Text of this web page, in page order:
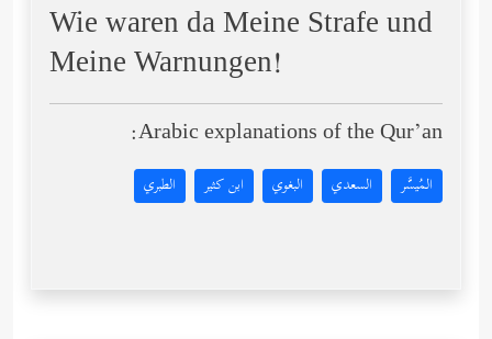
Wie waren da Meine Strafe und
Meine Warnungen!
Arabic explanations of the Qur’an:
المُيسَّر السعدي البغوي ابن كثير الطبري